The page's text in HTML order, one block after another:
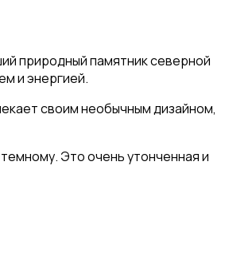
природный памятник северной
и энергией.
своим необычным дизайном,
Это очень утонченная и